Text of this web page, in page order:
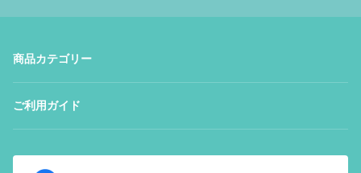
商品カテゴリー
ご利用ガイド